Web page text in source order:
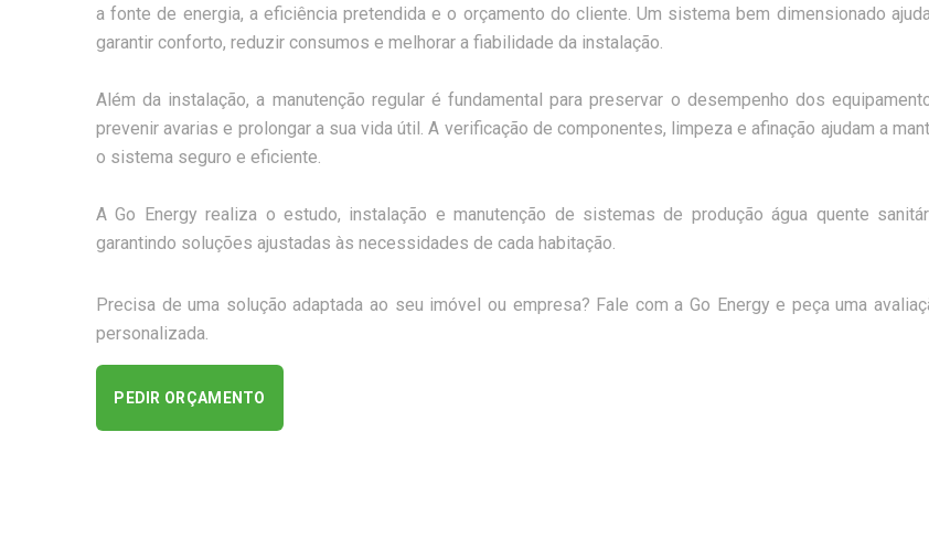
a fonte de energia, a eficiência pretendida e o orçamento do cliente. Um sistema bem dimensionado
garantir conforto, reduzir consumos e melhorar a fiabilidade da instalação.
Além da instalação, a manutenção regular é fundamental para preservar o desempenho dos
prevenir avarias e prolongar a sua vida útil. A verificação de componentes, limpeza e afinação ajudam a
o sistema seguro e eficiente.
A Go Energy realiza o estudo, instalação e manutenção de sistemas de produção água quente
garantindo soluções ajustadas às necessidades de cada habitação.
Precisa de uma solução adaptada ao seu imóvel ou empresa? Fale com a Go Energy e peça uma
personalizada.
PEDIR ORÇAMENTO